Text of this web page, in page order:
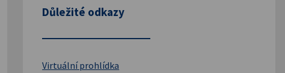
Důležité odkazy
Virtuální prohlídka